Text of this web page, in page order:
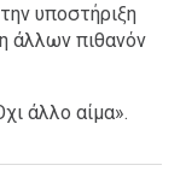
υποστήριξη
άλλων πιθανόν
άλλο αίμα».